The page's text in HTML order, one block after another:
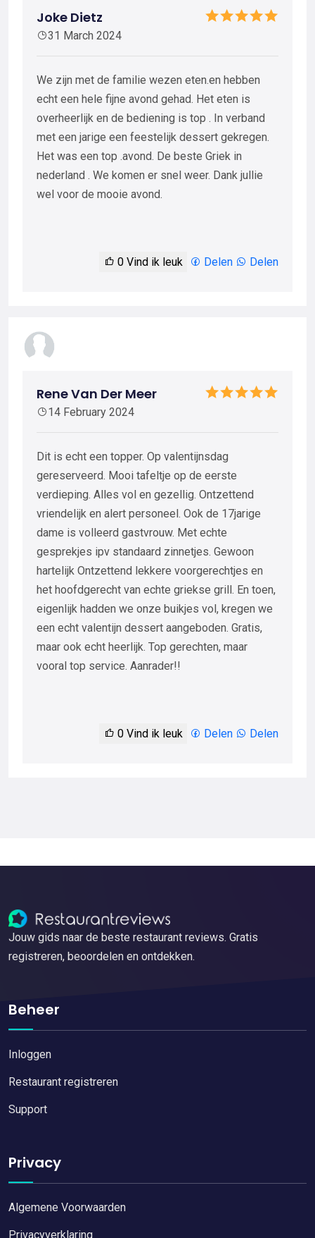
Joke Dietz
31 March 2024
We zijn met de familie wezen eten.en hebben
echt een hele fijne avond gehad. Het eten is
overheerlijk en de bediening is top . In verband
met een jarige een feestelijk dessert gekregen.
Het was een top .avond. De beste Griek in
nederland . We komen er snel weer. Dank jullie
wel voor de mooie avond.
0 Vind ik leuk Delen Delen
Rene Van Der Meer
14 February 2024
Dit is echt een topper. Op valentijnsdag
gereserveerd. Mooi tafeltje op de eerste
verdieping. Alles vol en gezellig. Ontzettend
vriendelijk en alert personeel. Ook de 17jarige
dame is volleerd gastvrouw. Met echte
gesprekjes ipv standaard zinnetjes. Gewoon
hartelijk Ontzettend lekkere voorgerechtjes en
het hoofdgerecht van echte griekse grill. En toen,
eigenlijk hadden we onze buikjes vol, kregen we
een echt valentijn dessert aangeboden. Gratis,
maar ook echt heerlijk. Top gerechten, maar
vooral top service. Aanrader!!
0 Vind ik leuk Delen Delen
Jouw gids naar de beste restaurant reviews. Gratis
registreren, beoordelen en ontdekken.
Beheer
Inloggen
Restaurant registreren
Support
Privacy
Algemene Voorwaarden
Privacyverklaring